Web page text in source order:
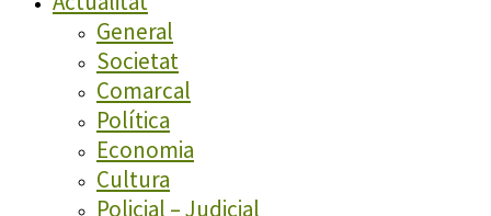
General
Societat
Comarcal
Política
Economia
Cultura
Policial – Judicial